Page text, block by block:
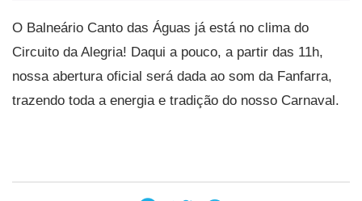
O Balneário Canto das Águas já está no clima do
Circuito da Alegria! Daqui a pouco, a partir das 11h,
nossa abertura oficial será dada ao som da Fanfarra,
trazendo toda a energia e tradição do nosso Carnaval.